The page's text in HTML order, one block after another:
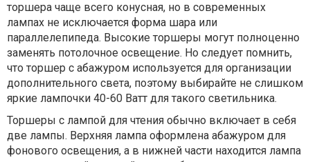
торшера чаще всего конусная, но в современных
лампах не исключается форма шара или
параллелепипеда. Высокие торшеры могут полноценно
заменять потолочное освещение. Но следует помнить,
что торшер с абажуром используется для организации
дополнительного света, поэтому выбирайте не слишком
яркие лампочки 40-60 Ватт для такого светильника.
Торшеры с лампой для чтения обычно включает в себя
две лампы. Верхняя лампа оформлена абажуром для
фонового освещения, а в нижней части находится лампа